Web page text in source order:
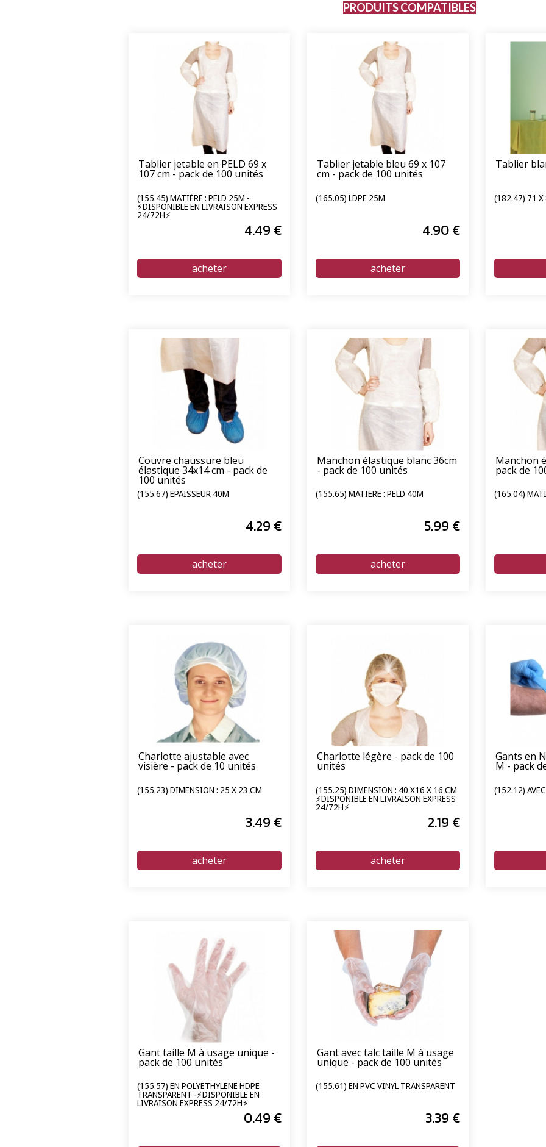
PRODUITS COMPATIBLES
Tablier jetable en PELD 69 x
107 cm - pack de 100 unités
(155.45) MATIÈRE : PELD 25Μ -
⚡DISPONIBLE EN LIVRAISON EXPRESS
24/72H⚡
4.49 €
Tablier jetable bleu 69 x 107
cm - pack de 100 unités
(165.05) LDPE 25Μ
4.90€
Tablier
(182.47) 71 X
Couvre chaussure bleu
élastique 34x14 cm - pack de
100 unités
(155.67) ÉPAISSEUR 40Μ
4.29 €
Manchon élastique blanc 36cm
- pack de 100 unités
(155.65) MATIÈRE : PELD 40Μ
5.99 €
Manchon
pack de
(165.04)
Charlotte ajustable avec
visière - pack de 10 unités
(155.23) DIMENSION : 25 X 23 CM
3.49 €
Charlotte légère - pack de 100
unités
(155.25) DIMENSION : 40 X16 X 16 CM
⚡DISPONIBLE EN LIVRAISON EXPRESS
24/72H⚡
2.19 €
Gants en
M - pack
(152.12)
Gant taille M à usage unique -
pack de 100 unités
(155.57) EN POLYETHYLENE HDPE
TRANSPARENT -⚡DISPONIBLE EN
LIVRAISON EXPRESS 24/72H⚡
0.49 €
Gant avec talc taille M à usage
unique - pack de 100 unités
(155.61) EN PVC VINYL TRANSPARENT
3.39 €